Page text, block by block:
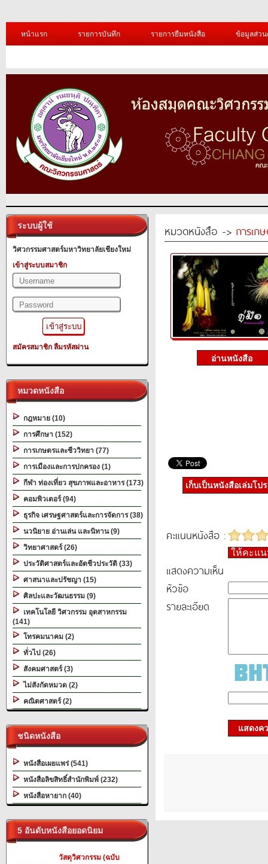
หน้าแรก รายการบันทึก รายการยืมหนังสือ ข้อมูลส่ว
ระบบผู้ใช้
วิศวกรรมศาสตร์มหาวิทยาลัยเชียงใหม่
เข้าสู่ระบบสมาชิก
สมัครสมาชิก ลืมรหัสผ่าน
หมวดหนังสือ
กฎหมาย (10)
การศึกษา (152)
การเกษตรและชีววิทยา (77)
การเมืองและการปกครอง (1)
กีฬา ท่องเที่ยว สุขภาพและอาหาร (173)
คอมพิวเตอร์ (94)
ธุรกิจ เศรษฐศาสตร์และการจัดการ (38)
นวนิยาย อ่านเล่น และนิทาน (9)
วิทยาศาสตร์ (26)
ประวัติศาสตร์และอัตชีวประวัติ (33)
ศาสนาและปรัชญา (15)
ศิลปะและวัฒนธรรม (9)
เทคโนโลยี วิศวกรรม อุตสาหกรรม
(141)
โทรคมนาคม (2)
ทั่วไป (26)
สังคมศาสตร์ (3)
ไม่สังกัดหมวด (2)
คณิตศาสตร์ (2)
ชนิดหนังสือ
หนังสือเผยแพร่ (541)
หนังสือลิขสิทธิ์สำนักพิมพ์ (232)
หนังสือหายาก (40)
5 อันดับหนังสือยอดนิยม
วัสดุวิศวกรรม (ฉบับ
หมวดหนังสือ -> การเก
เก็บเป็นหนังสือเล่มโป
คะแนนหนังสือ :
ให้คะแ
แสดงความเห็น
หัวข้อ
รายละเอียด
แสดงค